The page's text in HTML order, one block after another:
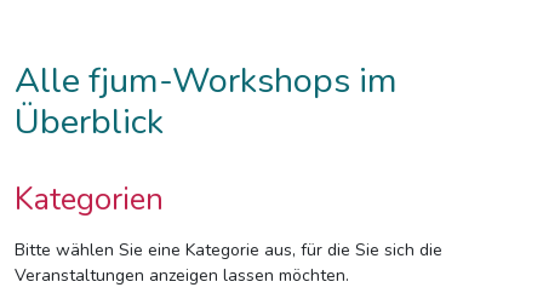
Alle fjum-Workshops im
Überblick
Kategorien
Bitte wählen Sie eine Kategorie aus, für die Sie sich die
Veranstaltungen anzeigen lassen möchten.